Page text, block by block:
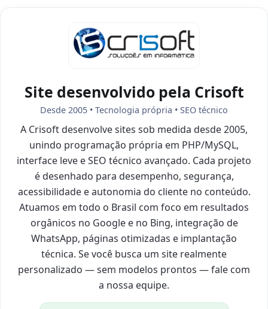
Site desenvolvido pela Crisoft
Desde 2005 • Tecnologia própria • SEO técnico
A Crisoft desenvolve sites sob medida desde 2005,
unindo programação própria em PHP/MySQL,
interface leve e SEO técnico avançado. Cada projeto
é desenhado para desempenho, segurança,
acessibilidade e autonomia do cliente no conteúdo.
Atuamos em todo o Brasil com foco em resultados
orgânicos no Google e no Bing, integração de
WhatsApp, páginas otimizadas e implantação
técnica. Se você busca um site realmente
personalizado — sem modelos prontos — fale com
a nossa equipe.